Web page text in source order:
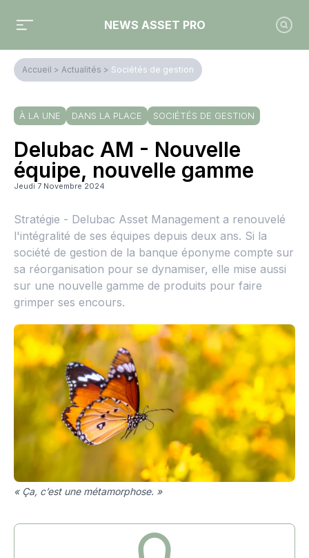
NEWS ASSET PRO
Accueil > Actualités > Sociétés de gestion
À LA UNE DANS LA PLACE SOCIÉTÉS DE GESTION
Delubac AM - Nouvelle
équipe, nouvelle gamme
Jeudi 7 Novembre 2024
Stratégie - Delubac Asset Management a renouvelé
l'intégralité de ses équipes depuis deux ans. Si la
société de gestion de la banque éponyme compte sur
sa réorganisation pour se dynamiser, elle mise aussi
sur une nouvelle gamme de produits pour faire
grimper ses encours.
« Ça, c’est une métamorphose. »